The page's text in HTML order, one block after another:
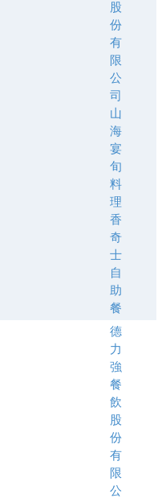
股
份
有
限
公
司
山
海
宴
旬
料
理
香
奇
士
自
助
餐
德
力
強
餐
飲
股
份
有
限
公